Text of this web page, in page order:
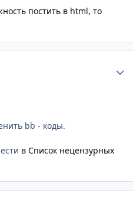
постить в html, то
bb - коды.
в Список нецензурных